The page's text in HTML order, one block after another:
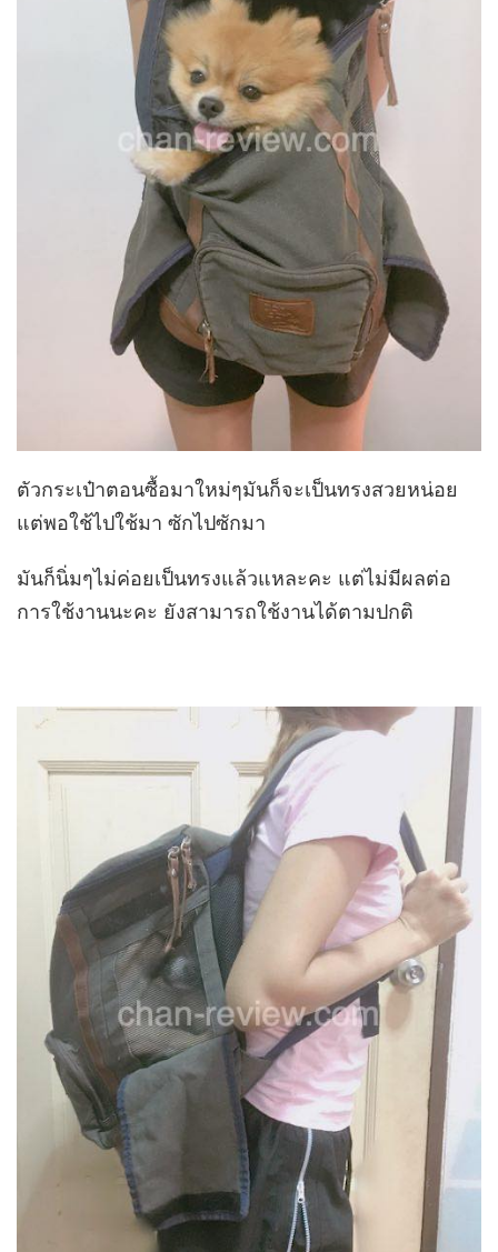
ตัวกระเป๋าตอนซื้อมาใหม่ๆมันก็จะเป็นทรงสวยหน่อย
แต่พอใช้ไปใช้มา ซักไปซักมา
มันก็นิ่มๆไม่ค่อยเป็นทรงแล้วแหละคะ แต่ไม่มีผลต่อ
การใช้งานนะคะ ยังสามารถใช้งานได้ตามปกติ